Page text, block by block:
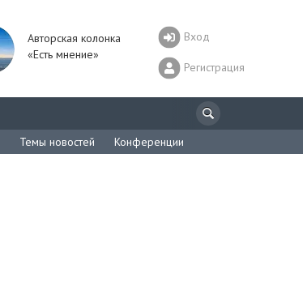
Авторская колонка
«Есть мнение»
Вход
Регистрация
Темы новостей Конференции